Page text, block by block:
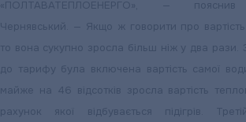
«ПОЛТАВАТЕПЛОЕНЕРГО», — пояснив
Чернявський. — Якщо ж говорити про вартість
то вона сукупно зросла більш ніж у два рази.
до тарифу була включена вартість самої
майже на 46 відсотків зросла вартість
рахунок якої відбувається підігрів.